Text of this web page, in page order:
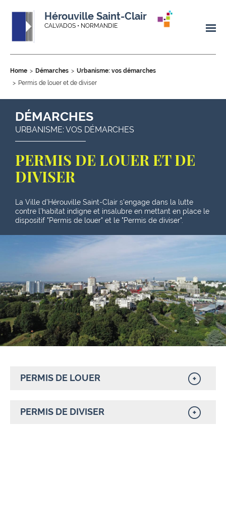
Hérouville Saint-Clair
CALVADOS • NORMANDIE
Home Démarches
Urbanisme: vos démarches
Permis de louer et de diviser
DÉMARCHES
URBANISME: VOS DÉMARCHES
PERMIS DE LOUER ET DE
DIVISER
La Ville d’Hérouville Saint-Clair s’engage dans la lutte
contre l’habitat indigne et insalubre en mettant en place le
dispositif "Permis de louer" et le "Permis de diviser".
PERMIS DE LOUER
PERMIS DE DIVISER